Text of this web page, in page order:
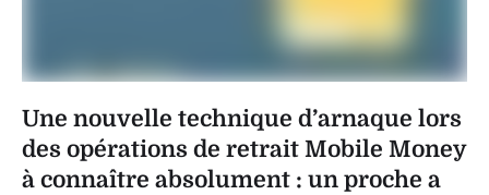
Une nouvelle technique d’arnaque lors
des opérations de retrait Mobile Money
à connaître absolument : un proche a